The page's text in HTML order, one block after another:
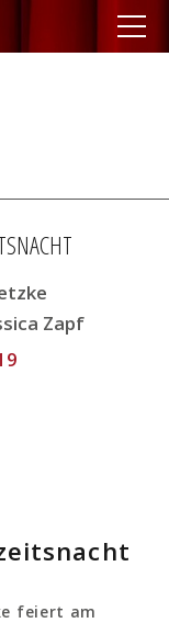
Zapf
feiert am